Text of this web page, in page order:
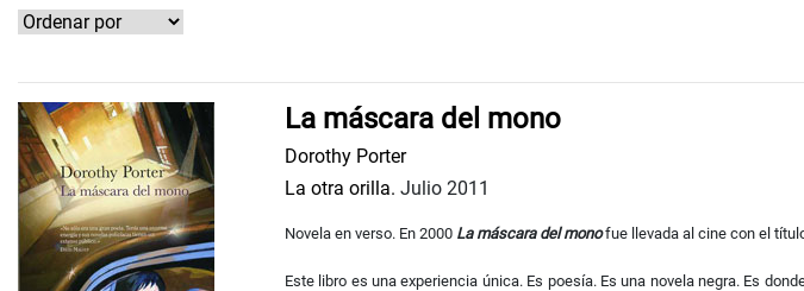
La máscara del mono
Dorothy Porter
La otra orilla. Julio 2011
Novela en verso. En 2000 La máscara del monofue llevada al cine con el
Este libro es una experiencia única. Es poesía. Es una novela negra. Es